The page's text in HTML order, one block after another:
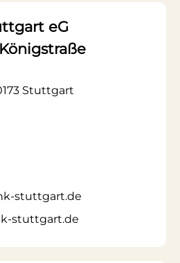
eG
Stuttgart
stuttgart.de
stuttgart.de